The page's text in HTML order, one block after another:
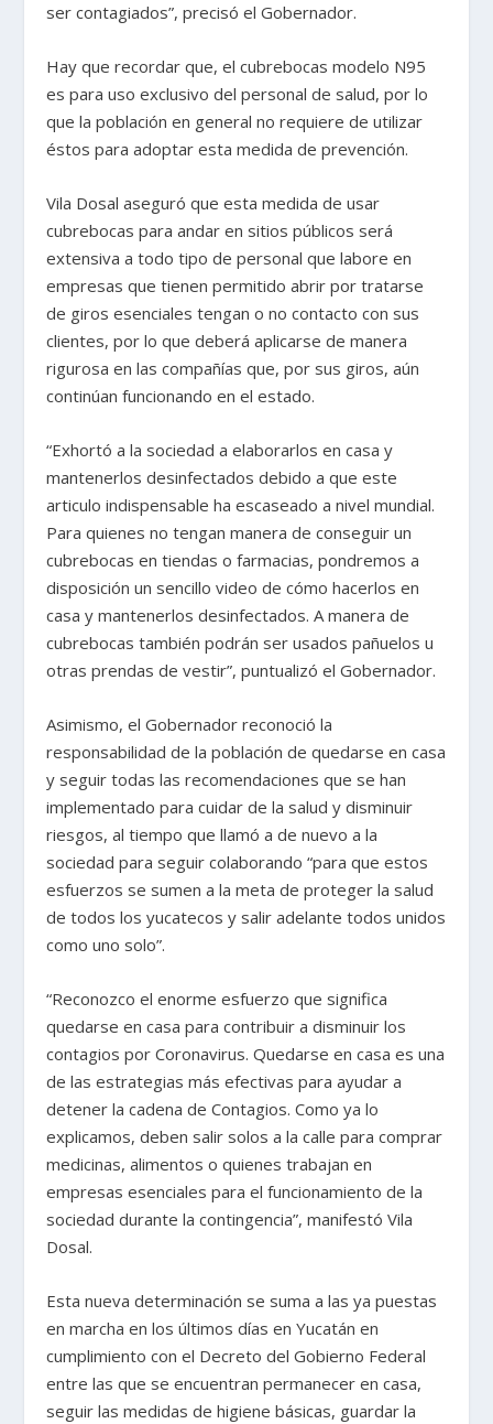
ser contagiados”, precisó el Gobernador.
Hay que recordar que, el cubrebocas modelo N95
es para uso exclusivo del personal de salud, por lo
que la población en general no requiere de utilizar
éstos para adoptar esta medida de prevención.
Vila Dosal aseguró que esta medida de usar
cubrebocas para andar en sitios públicos será
extensiva a todo tipo de personal que labore en
empresas que tienen permitido abrir por tratarse
de giros esenciales tengan o no contacto con sus
clientes, por lo que deberá aplicarse de manera
rigurosa en las compañías que, por sus giros, aún
continúan funcionando en el estado.
“Exhortó a la sociedad a elaborarlos en casa y
mantenerlos desinfectados debido a que este
articulo indispensable ha escaseado a nivel mundial.
Para quienes no tengan manera de conseguir un
cubrebocas en tiendas o farmacias, pondremos a
disposición un sencillo video de cómo hacerlos en
casa y mantenerlos desinfectados. A manera de
cubrebocas también podrán ser usados pañuelos u
otras prendas de vestir”, puntualizó el Gobernador.
Asimismo, el Gobernador reconoció la
responsabilidad de la población de quedarse en casa
y seguir todas las recomendaciones que se han
implementado para cuidar de la salud y disminuir
riesgos, al tiempo que llamó a de nuevo a la
sociedad para seguir colaborando “para que estos
esfuerzos se sumen a la meta de proteger la salud
de todos los yucatecos y salir adelante todos unidos
como uno solo”.
“Reconozco el enorme esfuerzo que significa
quedarse en casa para contribuir a disminuir los
contagios por Coronavirus. Quedarse en casa es una
de las estrategias más efectivas para ayudar a
detener la cadena de Contagios. Como ya lo
explicamos, deben salir solos a la calle para comprar
medicinas, alimentos o quienes trabajan en
empresas esenciales para el funcionamiento de la
sociedad durante la contingencia”, manifestó Vila
Dosal.
Esta nueva determinación se suma a las ya puestas
en marcha en los últimos días en Yucatán en
cumplimiento con el Decreto del Gobierno Federal
entre las que se encuentran permanecer en casa,
seguir las medidas de higiene básicas, guardar la